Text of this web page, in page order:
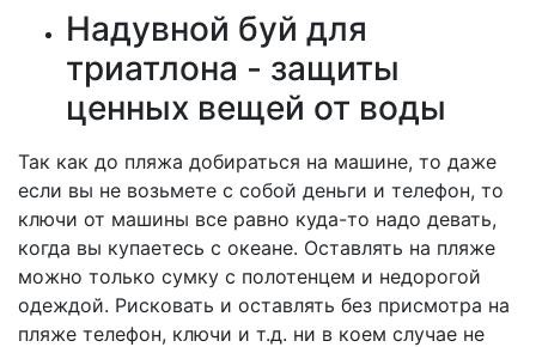
Надувной буй для
триатлона - защиты
ценных вещей от воды
Так как до пляжа добираться на машине, то даже
если вы не возьмете с собой деньги и телефон, то
ключи от машины все равно куда-то надо девать,
когда вы купаетесь с океане. Оставлять на пляже
можно только сумку с полотенцем и недорогой
одеждой. Рисковать и оставлять без присмотра на
пляже телефон, ключи и т.д. ни в коем случае не